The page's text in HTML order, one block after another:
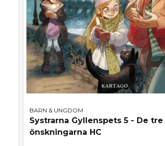
BARN & UNGDOM
Systrarna Gyllenspets 5 - De tre
önskningarna HC